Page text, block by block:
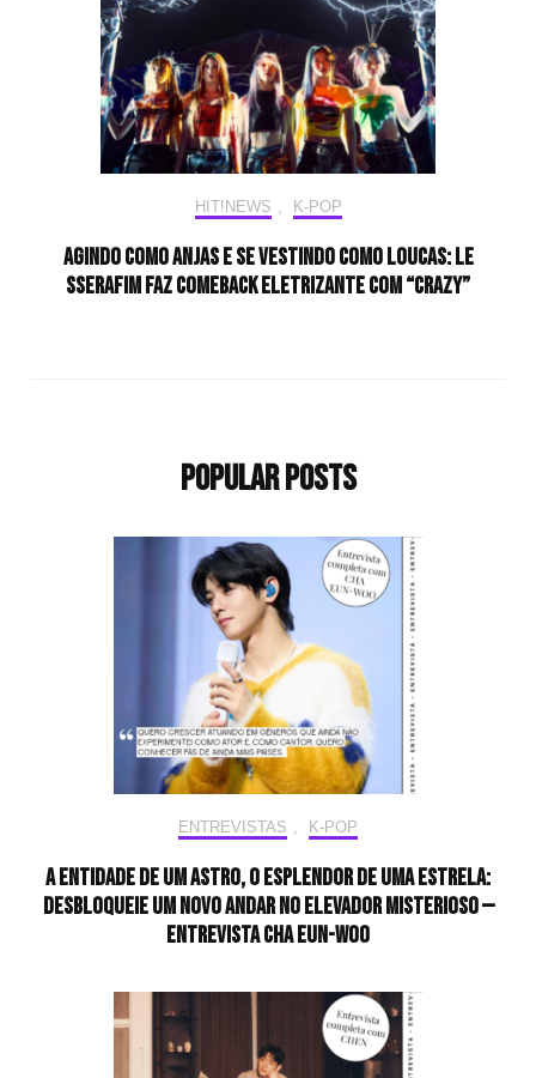
HIT!NEWS , K-POP
Agindo como anjas e se vestindo como loucas: LE
SSERAFIM faz comeback eletrizante com “CRAZY”
Popular Posts
ENTREVISTAS , K-POP
A entidade de um astro, o esplendor de uma estrela:
desbloqueie um novo andar no elevador misterioso —
Entrevista CHA EUN-WOO